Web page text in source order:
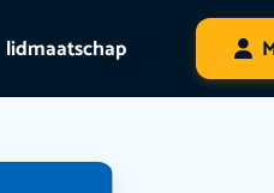
lidmaatschap